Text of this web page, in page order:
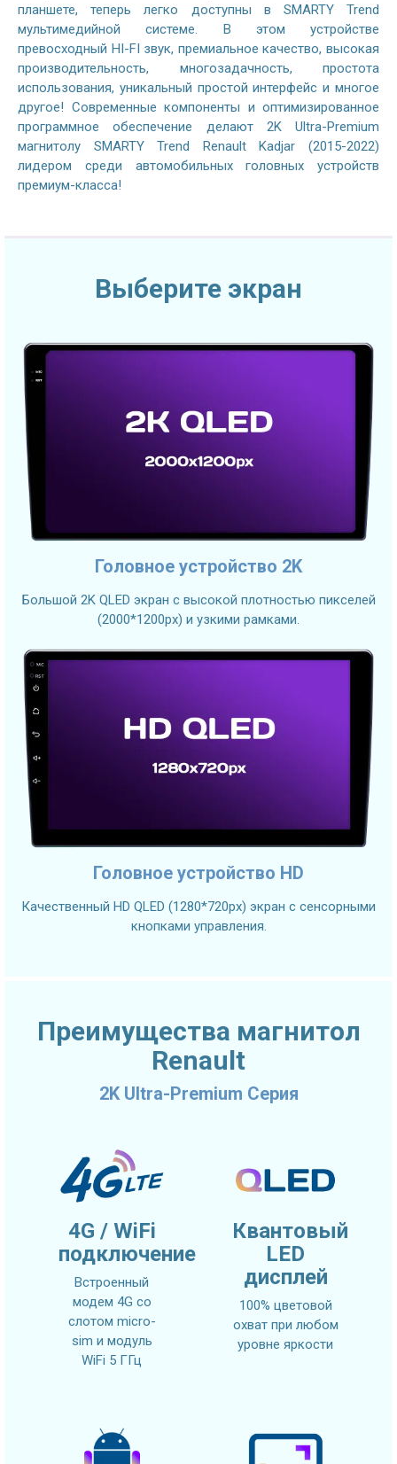
планшете, теперь легко доступны в SMARTY Trend
мультимедийной системе. В этом устройстве
превосходный HI-FI звук, премиальное качество, высокая
производительность, многозадачность, простота
использования, уникальный простой интерфейс и многое
другое! Современные компоненты и оптимизированное
программное обеспечение делают 2K Ultra-Premium
магнитолу SMARTY Trend Renault Kadjar (2015-2022)
лидером среди автомобильных головных устройств
премиум-класса!
Выберите экран
Головное устройство 2K
Большой 2K QLED экран с высокой плотностью пикселей
(2000*1200px) и узкими рамками.
Головное устройство HD
Качественный HD QLED (1280*720px) экран с сенсорными
кнопками управления.
Преимущества магнитол
Renault
2K Ultra-Premium Серия
4G / WiFi
подключение
Встроенный
модем 4G со
слотом micro-
sim и модуль
WiFi 5 ГГц
Квантовый
LED
дисплей
100% цветовой
охват при любом
уровне яркости